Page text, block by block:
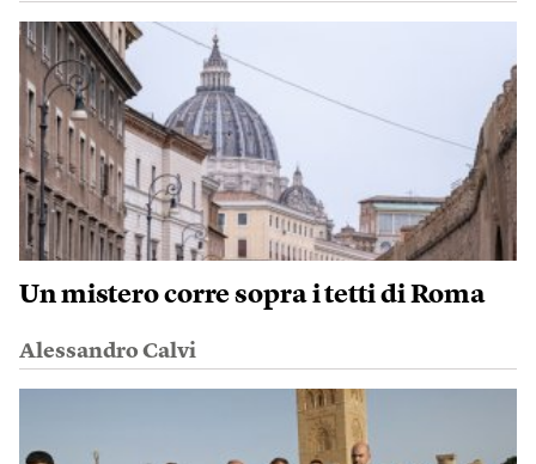
Un mistero corre sopra i tetti di Roma
Alessandro Calvi